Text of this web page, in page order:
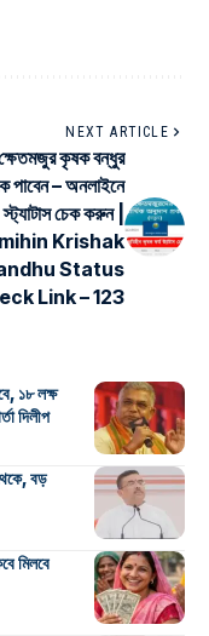
NEXT ARTICLE
কৃষক বন্ধুর
পাবেন – অনলাইনে
স্ট্যাটাস চেক করুন |
Krishak
Status
Link – 123
১৮ লক্ষ
দিলীপ
বড়
মিলবে